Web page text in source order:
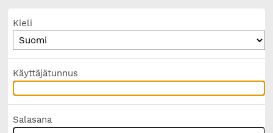
Kieli
Käyttäjätunnus
Salasana